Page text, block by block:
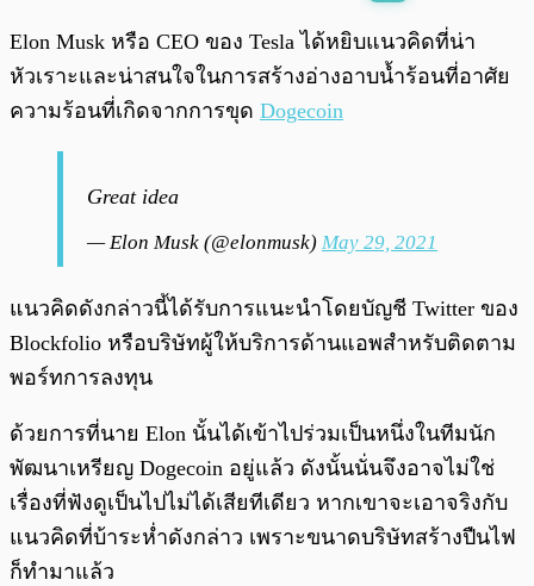
0:00 / 0:00
Elon Musk หรือ CEO ของ Tesla ได้หยิบแนวคิดที่น่า
หัวเราะและน่าสนใจในการสร้างอ่างอาบน้ำร้อนที่อาศัย
ความร้อนที่เกิดจากการขุด Dogecoin
Great idea
— Elon Musk (@elonmusk) May 29, 2021
แนวคิดดังกล่าวนี้ได้รับการแนะนำโดยบัญชี Twitter ของ
Blockfolio หรือบริษัทผู้ให้บริการด้านแอพสำหรับติดตาม
พอร์ทการลงทุน
ด้วยการที่นาย Elon นั้นได้เข้าไปร่วมเป็นหนึ่งในทีมนัก
พัฒนาเหรียญ Dogecoin อยู่แล้ว ดังนั้นนั่นจึงอาจไม่ใช่
เรื่องที่ฟังดูเป็นไปไม่ได้เสียทีเดียว หากเขาจะเอาจริงกับ
แนวคิดที่บ้าระห่ำดังกล่าว เพราะขนาดบริษัทสร้างปืนไฟ
ก็ทำมาแล้ว